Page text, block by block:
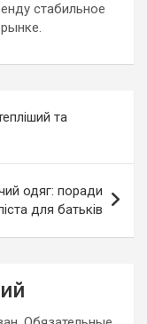
стабильное
та
одяг: поради
для батьків